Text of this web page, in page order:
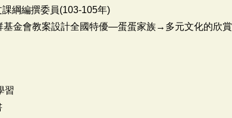
綱編撰委員(103-105年)
基金會教案設計全國特優—蛋蛋家族→多元文化的欣賞
習